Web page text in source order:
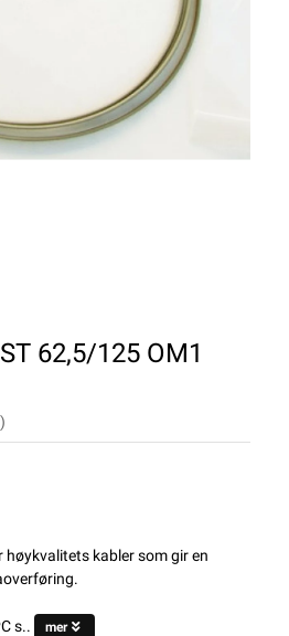
62,5/125 OM1
høykvalitets kabler som gir en
s..
mer